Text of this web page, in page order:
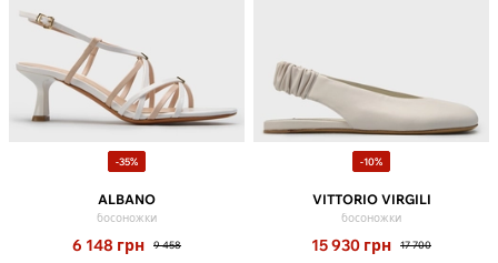
-35%
ALBANO
босоножки
6 148 грн 9 458
-10%
VITTORIO VIRGILI
босоножки
15 930 грн 17 700